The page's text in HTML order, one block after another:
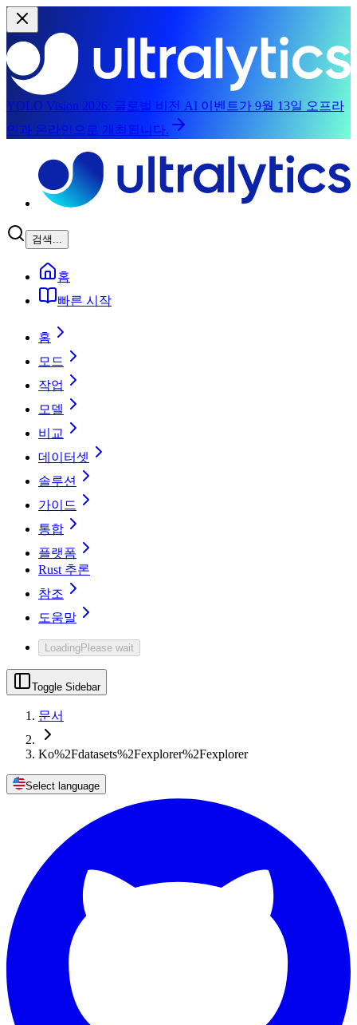
YOLO Vision 2026: 글로벌 비전 AI 이벤트가 9월 13일 오프라
인과 온라인으로 개최됩니다.
검색...
홈
빠른 시작
홈
모드
작업
모델
비교
데이터셋
솔루션
가이드
통합
플랫폼
Rust 추론
참조
도움말
LoadingPlease wait
Toggle Sidebar
문서
Ko%2Fdatasets%2Fexplorer%2Fexplorer
Select language